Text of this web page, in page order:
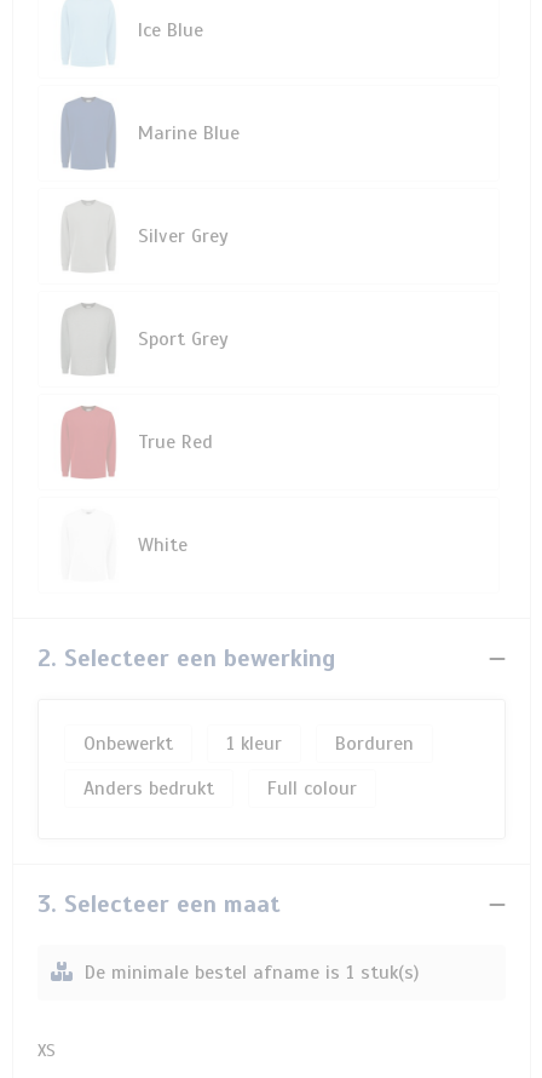
Ice Blue
Marine Blue
Silver Grey
Sport Grey
True Red
White
2. Selecteer een bewerking
Onbewerkt 1
Borduren
Anders bedrukt
Full colour
3. Selecteer een maat
De minimale bestel afname is 1 stuk(s)
XS